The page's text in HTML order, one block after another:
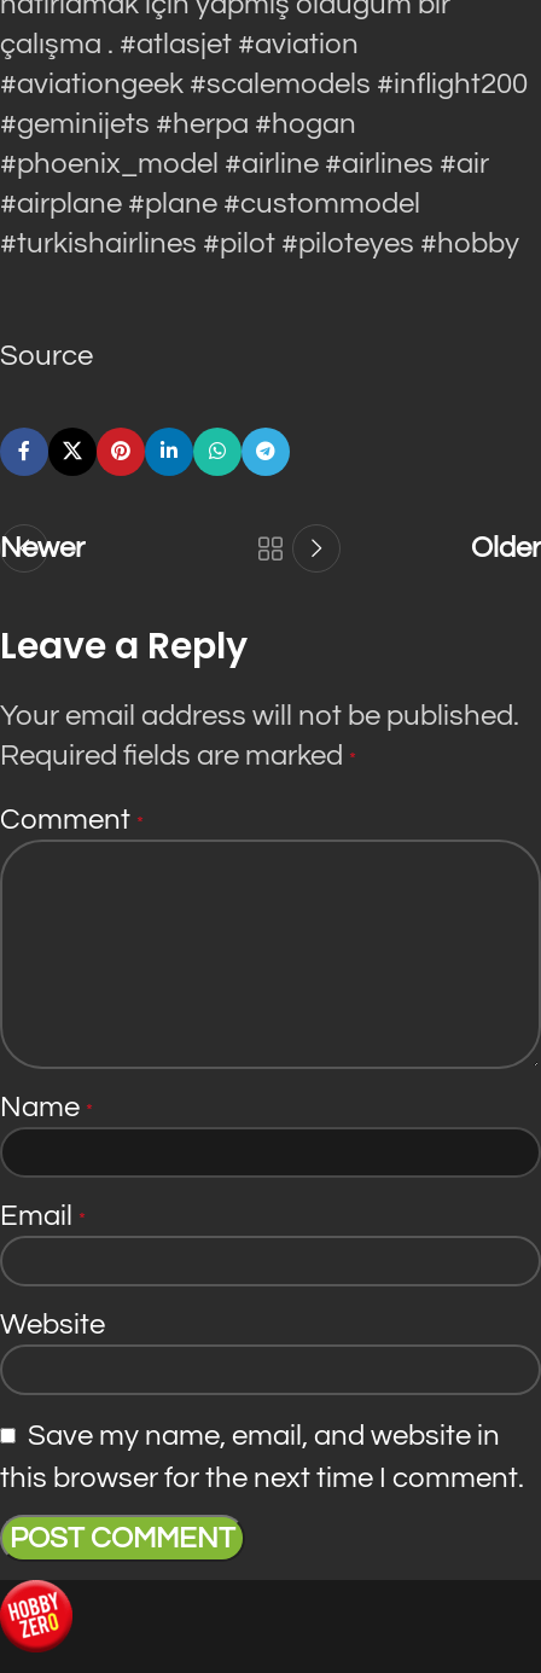
çalışma . #atlasjet #aviation
#aviationgeek #scalemodels #inflight200
#geminijets #herpa #hogan
#phoenix_model #airline #airlines #air
#airplane #plane #custommodel
#turkishairlines #pilot #piloteyes #hobby
Source
Newer Older
Leave a Reply
Your email address will not be published.
Required fields are marked *
Comment *
Name *
Email *
Website
Save my name, email, and website in
this browser for the next time I comment.